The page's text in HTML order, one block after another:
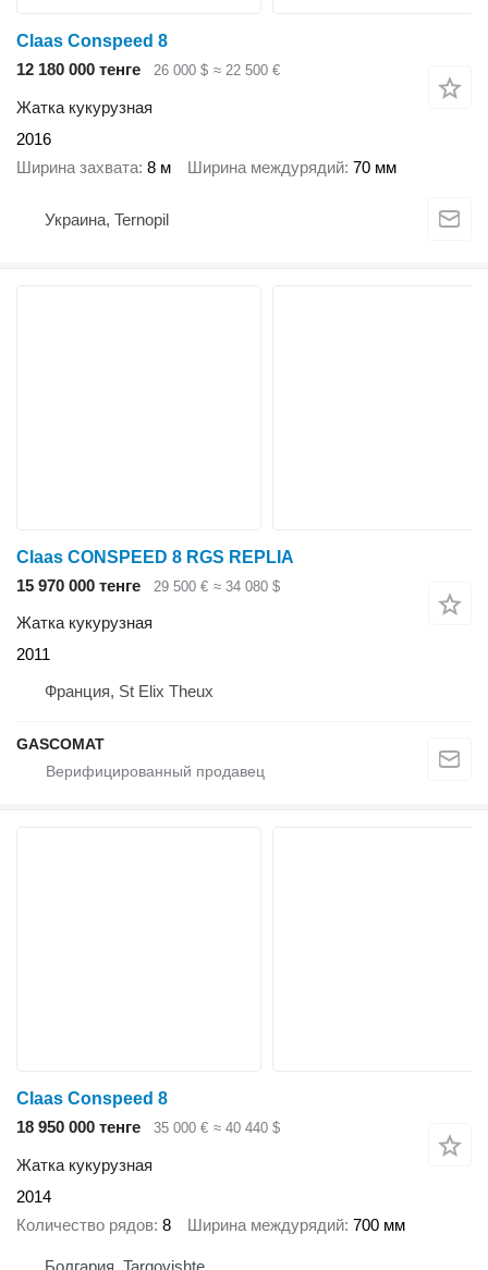
Claas Conspeed 8
12 180 000 тенге
26 000 $ ≈ 22 500 €
Жатка кукурузная
2016
Ширина захвата 8 м Ширина междурядий 70 мм
Украина, Ternopil
Claas CONSPEED 8 RGS REPLIA
15 970 000 тенге
29 500 € ≈ 34 080 $
Жатка кукурузная
2011
Франция, St Elix Theux
GASCOMAT
Claas Conspeed 8
18 950 000 тенге
35 000 € ≈ 40 440 $
Жатка кукурузная
2014
Количество рядов 8 Ширина междурядий 700 мм
Болгария, Targovishte